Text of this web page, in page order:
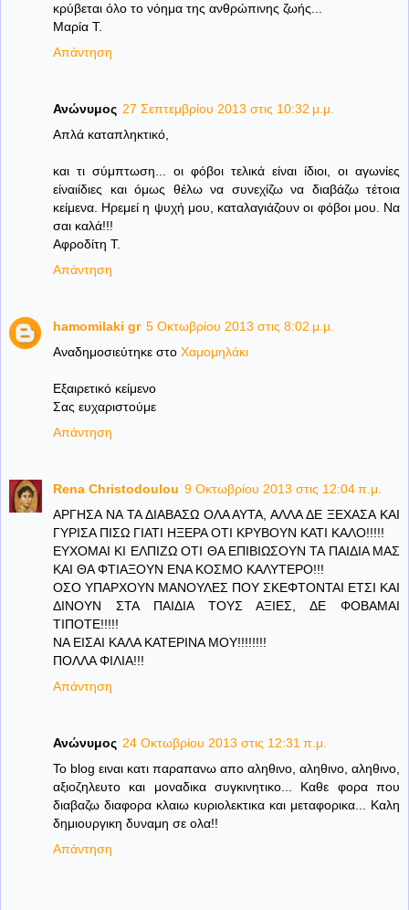
κρύβεται όλο το νόημα της ανθρώπινης ζωής...
Μαρία Τ.
Απάντηση
Ανώνυμος 27 Σεπτεμβρίου 2013 στις 10:32 μ.μ.
Απλά καταπληκτικό,
και τι σύμπτωση... οι φόβοι τελικά είναι ίδιοι, οι αγωνίες
είναιίδιες και όμως θέλω να συνεχίζω να διαβάζω τέτοια
κείμενα. Ηρεμεί η ψυχή μου, καταλαγιάζουν οι φόβοι μου. Να
σαι καλά!!!
Αφροδίτη Τ.
Απάντηση
hamomilaki gr 5 Οκτωβρίου 2013 στις 8:02 μ.μ.
Αναδημοσιεύτηκε στο Χαμομηλάκι
Εξαιρετικό κείμενο
Σας ευχαριστούμε
Απάντηση
Rena Christodoulou 9 Οκτωβρίου 2013 στις 12:04 π.μ.
ΑΡΓΗΣΑ ΝΑ ΤΑ ΔΙΑΒΑΣΩ ΟΛΑ ΑΥΤΑ, ΑΛΛΑ ΔΕ ΞΕΧΑΣΑ ΚΑΙ
ΓΥΡΙΣΑ ΠΙΣΩ ΓΙΑΤΙ ΗΞΕΡΑ ΟΤΙ ΚΡΥΒΟΥΝ ΚΑΤΙ ΚΑΛΟ!!!!!
ΕΥΧΟΜΑΙ ΚΙ ΕΛΠΙΖΩ ΟΤΙ ΘΑ ΕΠΙΒΙΩΣΟΥΝ ΤΑ ΠΑΙΔΙΑ ΜΑΣ
ΚΑΙ ΘΑ ΦΤΙΑΞΟΥΝ ΕΝΑ ΚΟΣΜΟ ΚΑΛΥΤΕΡΟ!!!
ΟΣΟ ΥΠΑΡΧΟΥΝ ΜΑΝΟΥΛΕΣ ΠΟΥ ΣΚΕΦΤΟΝΤΑΙ ΕΤΣΙ ΚΑΙ
ΔΙΝΟΥΝ ΣΤΑ ΠΑΙΔΙΑ ΤΟΥΣ ΑΞΙΕΣ, ΔΕ ΦΟΒΑΜΑΙ
ΤΙΠΟΤΕ!!!!!
ΝΑ ΕΙΣΑΙ ΚΑΛΑ ΚΑΤΕΡΙΝΑ ΜΟΥ!!!!!!!!
ΠΟΛΛΑ ΦΙΛΙΑ!!!
Απάντηση
Ανώνυμος 24 Οκτωβρίου 2013 στις 12:31 π.μ.
To blog ειναι κατι παραπανω απο αληθινο, αληθινο, αληθινο,
αξιοζηλευτο και μοναδικα συγκινητικο... Καθε φορα που
διαβαζω διαφορα κλαιω κυριολεκτικα και μεταφορικα... Καλη
δημιουργικη δυναμη σε ολα!!
Απάντηση